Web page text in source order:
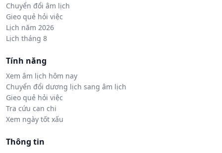
Chuyển đổi âm lịch
Gieo quẻ hỏi việc
Lịch năm 2026
Lịch tháng 8
Tính năng
Xem âm lịch hôm nay
Chuyển đổi dương lịch sang âm lịch
Gieo quẻ hỏi việc
Tra cứu can chi
Xem ngày tốt xấu
Thông tin